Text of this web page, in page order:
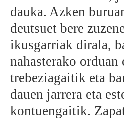
BEREZIAK
ARGAZKIAK
... AUKERA GEHIAGO
dauka. Azken
deutsuet bere
ikusgarriak dirala,
nahasterako orduan
trebeziagaitik eta
dauen jarrera eta
kontuengaitik.